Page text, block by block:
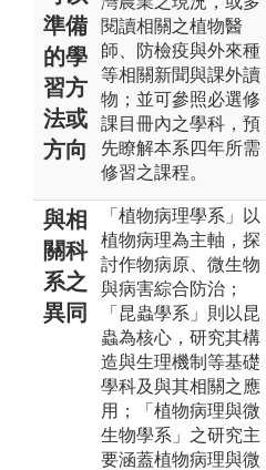
準備
的學
習方
法或
方向
閱讀相關之植物醫
師、防檢疫與外來種
等相關新聞與課外讀
物；並可參照必選修
課目冊內之學科，預
先瞭解本系四年所需
修習之課程。
與相
關科
系之
異同
「植物病理學系」以
植物病理為主軸，探
討作物病原、微生物
與病害綜合防治；
「昆蟲學系」則以昆
蟲為核心，研究其構
造與生理機制等基礎
學科及與其相關之應
用；「植物病理與微
生物學系」之研究主
要涵蓋植物病理與微